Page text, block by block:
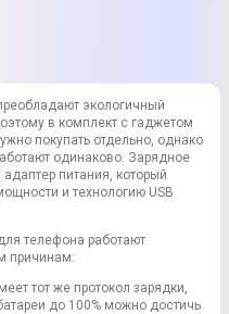
экологичный
в комплект с гаджетом
покупать отдельно, однако
одинаково. Зарядное
питания, который
и технологию USB
телефона работают
причинам:
тот же протокол зарядки,
до 100% можно достичь